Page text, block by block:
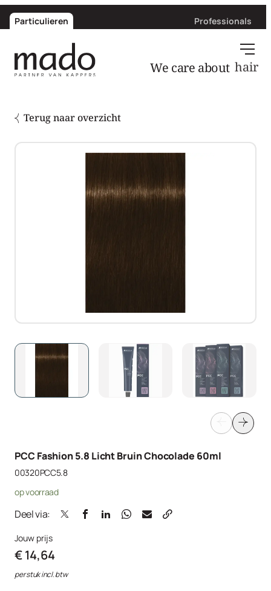
Particulieren Professionals
We care about hair
Terug naar overzicht
PCC Fashion 5.8 Licht Bruin Chocolade 60ml
00320PCC5.8
op voorraad
Deel via:
Jouw prijs
€ 14,64
per stuk incl. btw